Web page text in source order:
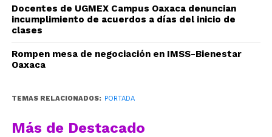
Docentes de UGMEX Campus Oaxaca denuncian
incumplimiento de acuerdos a días del inicio de
clases
Rompen mesa de negociación en IMSS-Bienestar
Oaxaca
TEMAS RELACIONADOS: PORTADA
Más de Destacado